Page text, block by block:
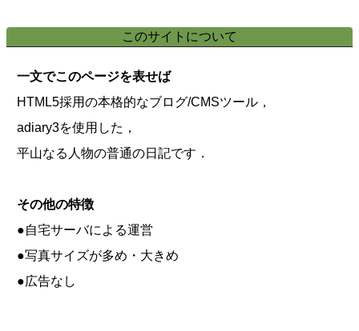
このサイトについて
一文でこのページを表せば
HTML5採用の本格的なブログ/CMSツール，
adiary3を使用した，
平山なる人物の普通の日記です．
その他の特徴
●自宅サーバによる運営
●写真サイズが多め・大きめ
●広告なし